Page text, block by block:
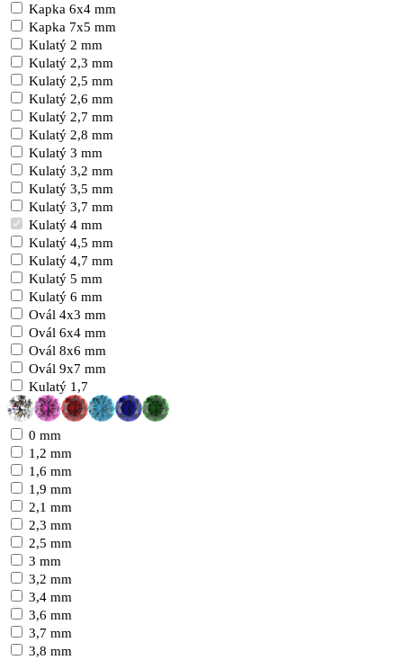
Kapka 6x4 mm
Kapka 7x5 mm
Kulatý 2 mm
Kulatý 2,3 mm
Kulatý 2,5 mm
Kulatý 2,6 mm
Kulatý 2,7 mm
Kulatý 2,8 mm
Kulatý 3 mm
Kulatý 3,2 mm
Kulatý 3,5 mm
Kulatý 3,7 mm
Kulatý 4 mm
Kulatý 4,5 mm
Kulatý 4,7 mm
Kulatý 5 mm
Kulatý 6 mm
Ovál 4x3 mm
Ovál 6x4 mm
Ovál 8x6 mm
Ovál 9x7 mm
Kulatý 1,7
0 mm
1,2 mm
1,6 mm
1,9 mm
2,1 mm
2,3 mm
2,5 mm
3 mm
3,2 mm
3,4 mm
3,6 mm
3,7 mm
3,8 mm